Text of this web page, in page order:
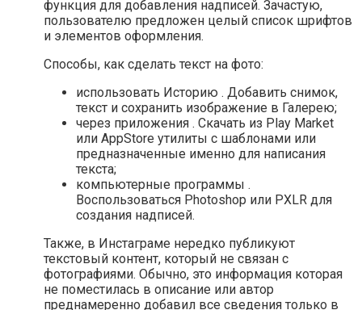
функция для добавления надписей. Зачастую,
пользователю предложен целый список шрифтов
и элементов оформления.
Способы, как сделать текст на фото:
использовать Историю . Добавить снимок,
текст и сохранить изображение в Галерею;
через приложения . Скачать из Play Market
или AppStore утилиты с шаблонами или
предназначенные именно для написания
текста;
компьютерные программы .
Воспользоваться Photoshop или PXLR для
создания надписей.
Также, в Инстаграме нередко публикуют
текстовый контент, который не связан с
фотографиями. Обычно, это информация которая
не поместилась в описание или автор
преднамеренно добавил все сведения только в